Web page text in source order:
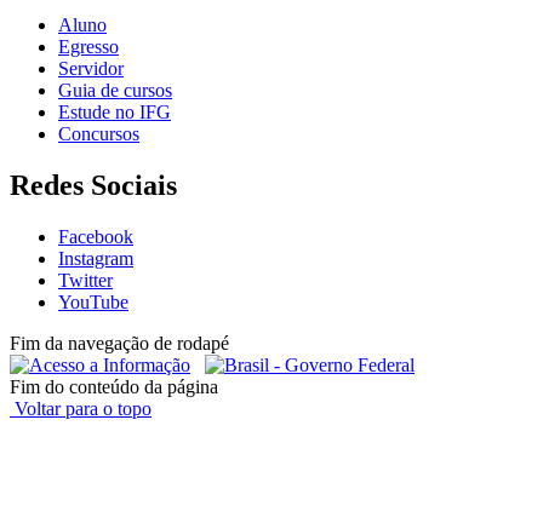
Aluno
Egresso
Servidor
Guia de cursos
Estude no IFG
Concursos
Redes Sociais
Facebook
Instagram
Twitter
YouTube
Fim da navegação de rodapé
Fim do conteúdo da página
Voltar para o topo